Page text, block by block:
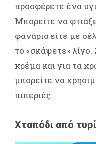
προσφέρετε ένα
Μπορείτε να
φανάρια είτε με
το «σκάψετε» λίγο.
κρέμα και για τα
μπορείτε να
πιπεριές.
Χταπόδι από